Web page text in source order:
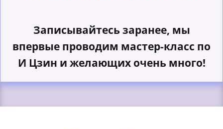
Записывайтесь заранее, мы
впервые проводим мастер-класс по
И Цзин и желающих очень много!